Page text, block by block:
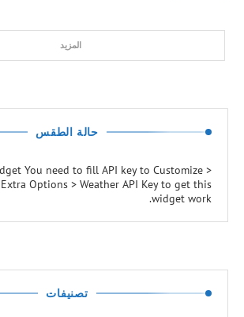
المزيد
حالة الطقس
You need to fill API key to Customize >
Options > Weather API Key to get this
widget work.
تصنيفات